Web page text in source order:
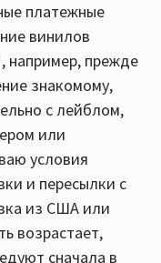
платежные
винилов
например, прежде
знакомому,
с лейблом,
или
условия
и пересылки с
из США или
возрастает,
сначала в